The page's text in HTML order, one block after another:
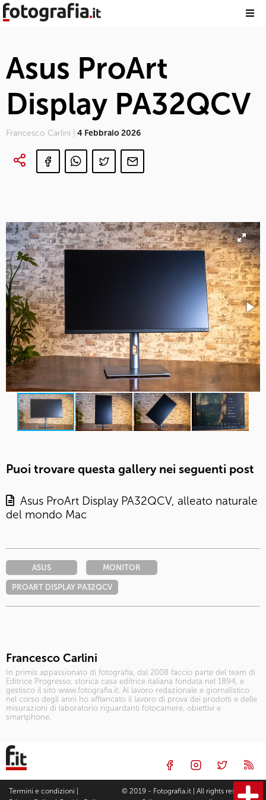
Asus ProArt
Display PA32QCV
Francesco Carlini | 4 Febbraio 2026
Puoi trovare questa gallery nei seguenti post
Asus ProArt Display PA32QCV, alleato naturale
del mondo Mac
ASUS MONITOR
PROART DISPLAY PA32QCV
Francesco Carlini
In primis appassionato di fotografia, dal 2008 faccio parte del team di
Editrice Progresso, storica casa editrice italiana fondata nel 1894, e
gestisco il sito www.fotografia.it. Al lavoro redazionale e giornalistico
nel corso degli anni ho affiancato il lavoro di prova dei prodotti e delle
misurazioni di laboratorio riguardanti fotocamere, obiettivi e
smartphone.
Termini e condizioni
© 2019 - Fotografia.it | All rights reserved |